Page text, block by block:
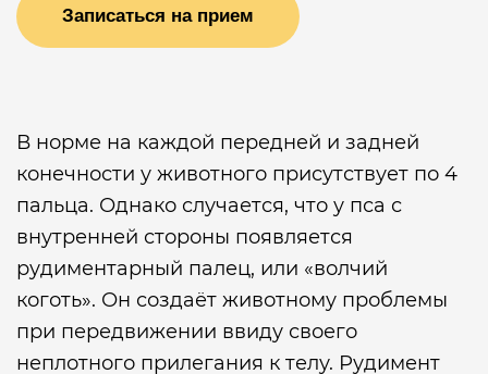
Записаться на прием
В норме на каждой передней и задней
конечности у животного присутствует по 4
пальца. Однако случается, что у пса с
внутренней стороны появляется
рудиментарный палец, или «волчий
коготь». Он создаёт животному проблемы
при передвижении ввиду своего
неплотного прилегания к телу. Рудимент